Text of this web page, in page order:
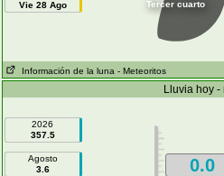
Vie 28 Ago
Tercer cuarto
Información de la luna - Meteoritos
Lluvia hoy -
2026
357.5
Agosto
3.6
0.0